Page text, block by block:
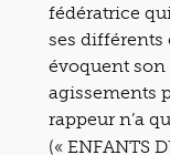
fédératrice
ses différents
évoquent son
agissements
rappeur n’a
(« ENFANTS